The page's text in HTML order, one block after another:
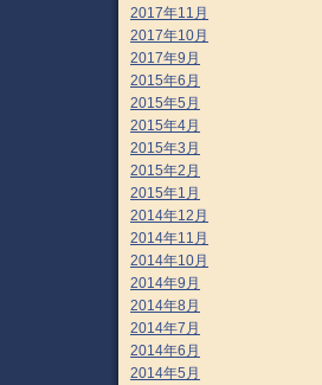
2017年11月
2017年10月
2017年9月
2015年6月
2015年5月
2015年4月
2015年3月
2015年2月
2015年1月
2014年12月
2014年11月
2014年10月
2014年9月
2014年8月
2014年7月
2014年6月
2014年5月